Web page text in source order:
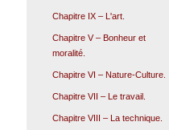
Chapitre IX – L'art.
Chapitre V – Bonheur et
moralité.
Chapitre VI – Nature-Culture.
Chapitre VII – Le travail.
Chapitre VIII – La technique.